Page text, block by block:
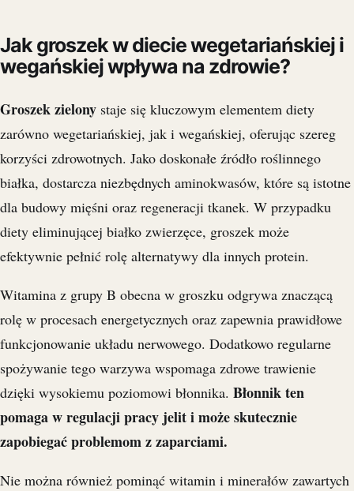
Jak groszek w diecie wegetariańskiej i
wegańskiej wpływa na zdrowie?
Groszek zielony staje się kluczowym elementem diety
zarówno wegetariańskiej, jak i wegańskiej, oferując szereg
korzyści zdrowotnych. Jako doskonałe źródło roślinnego
białka, dostarcza niezbędnych aminokwasów, które są istotne
dla budowy mięśni oraz regeneracji tkanek. W przypadku
diety eliminującej białko zwierzęce, groszek może
efektywnie pełnić rolę alternatywy dla innych protein.
Witamina z grupy B obecna w groszku odgrywa znaczącą
rolę w procesach energetycznych oraz zapewnia prawidłowe
funkcjonowanie układu nerwowego. Dodatkowo regularne
spożywanie tego warzywa wspomaga zdrowe trawienie
dzięki wysokiemu poziomowi błonnika. Błonnik ten
pomaga w regulacji pracy jelit i może skutecznie
zapobiegać problemom z zaparciami.
Nie można również pominąć witamin i minerałów zawartych